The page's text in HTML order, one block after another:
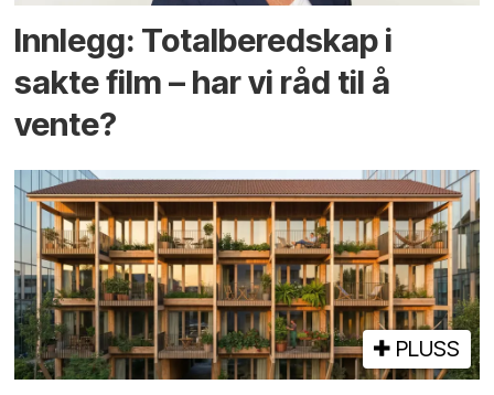
Innlegg: Totalberedskap i
sakte film – har vi råd til å
vente?
PLUSS